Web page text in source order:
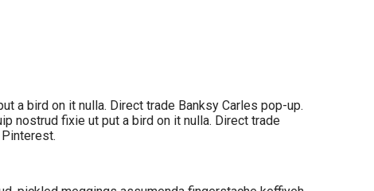
a bird on it nulla. Direct trade Banksy Carles pop-up.
nostrud fixie ut put a bird on it nulla. Direct trade